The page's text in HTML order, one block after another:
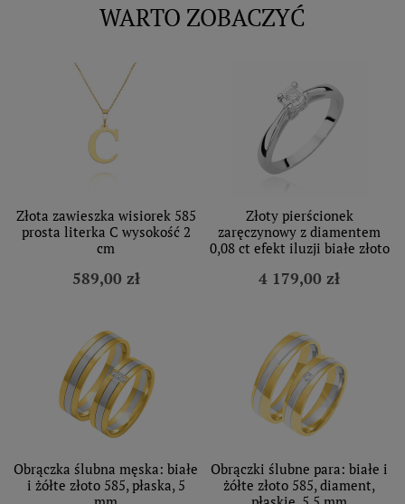
WARTO ZOBACZYĆ
Złota zawieszka wisiorek 585
prosta literka C wysokość 2
cm
589,00 zł
Złoty pierścionek
zaręczynowy z diamentem
0,08 ct efekt iluzji białe złoto
4 179,00 zł
Obrączka ślubna męska: białe
i żółte złoto 585, płaska, 5
Obrączki ślubne para: białe i
żółte złoto 585, diament,